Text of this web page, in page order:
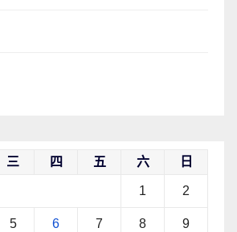
三 四 五 六 日
1 2
5 6 7 8 9